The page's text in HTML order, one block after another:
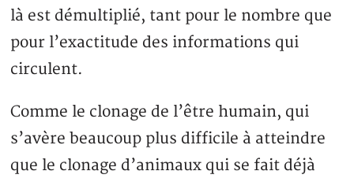
là est démultiplié, tant pour le nombre que
pour l’exactitude des informations qui
circulent.
Comme le clonage de l’être humain, qui
s’avère beaucoup plus difficile à atteindre
que le clonage d’animaux qui se fait déjà